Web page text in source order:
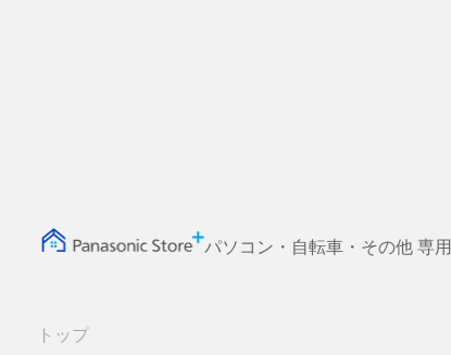
パソコン・自転車・その他 専用
トップ